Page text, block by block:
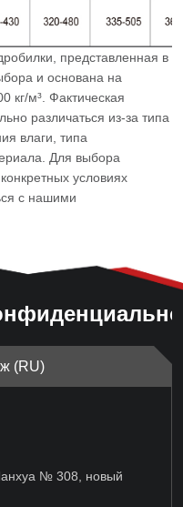
представленная в
и основана на
кг/м³. Фактическая
различаться из-за типа
влаги, типа
Для выбора
условиях
с нашими
(RU)
№ 308, новый